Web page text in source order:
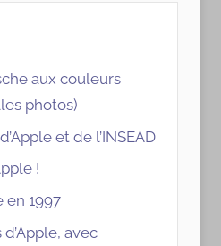
aux couleurs
photos)
et de l’INSEAD
!
en 1997
avec